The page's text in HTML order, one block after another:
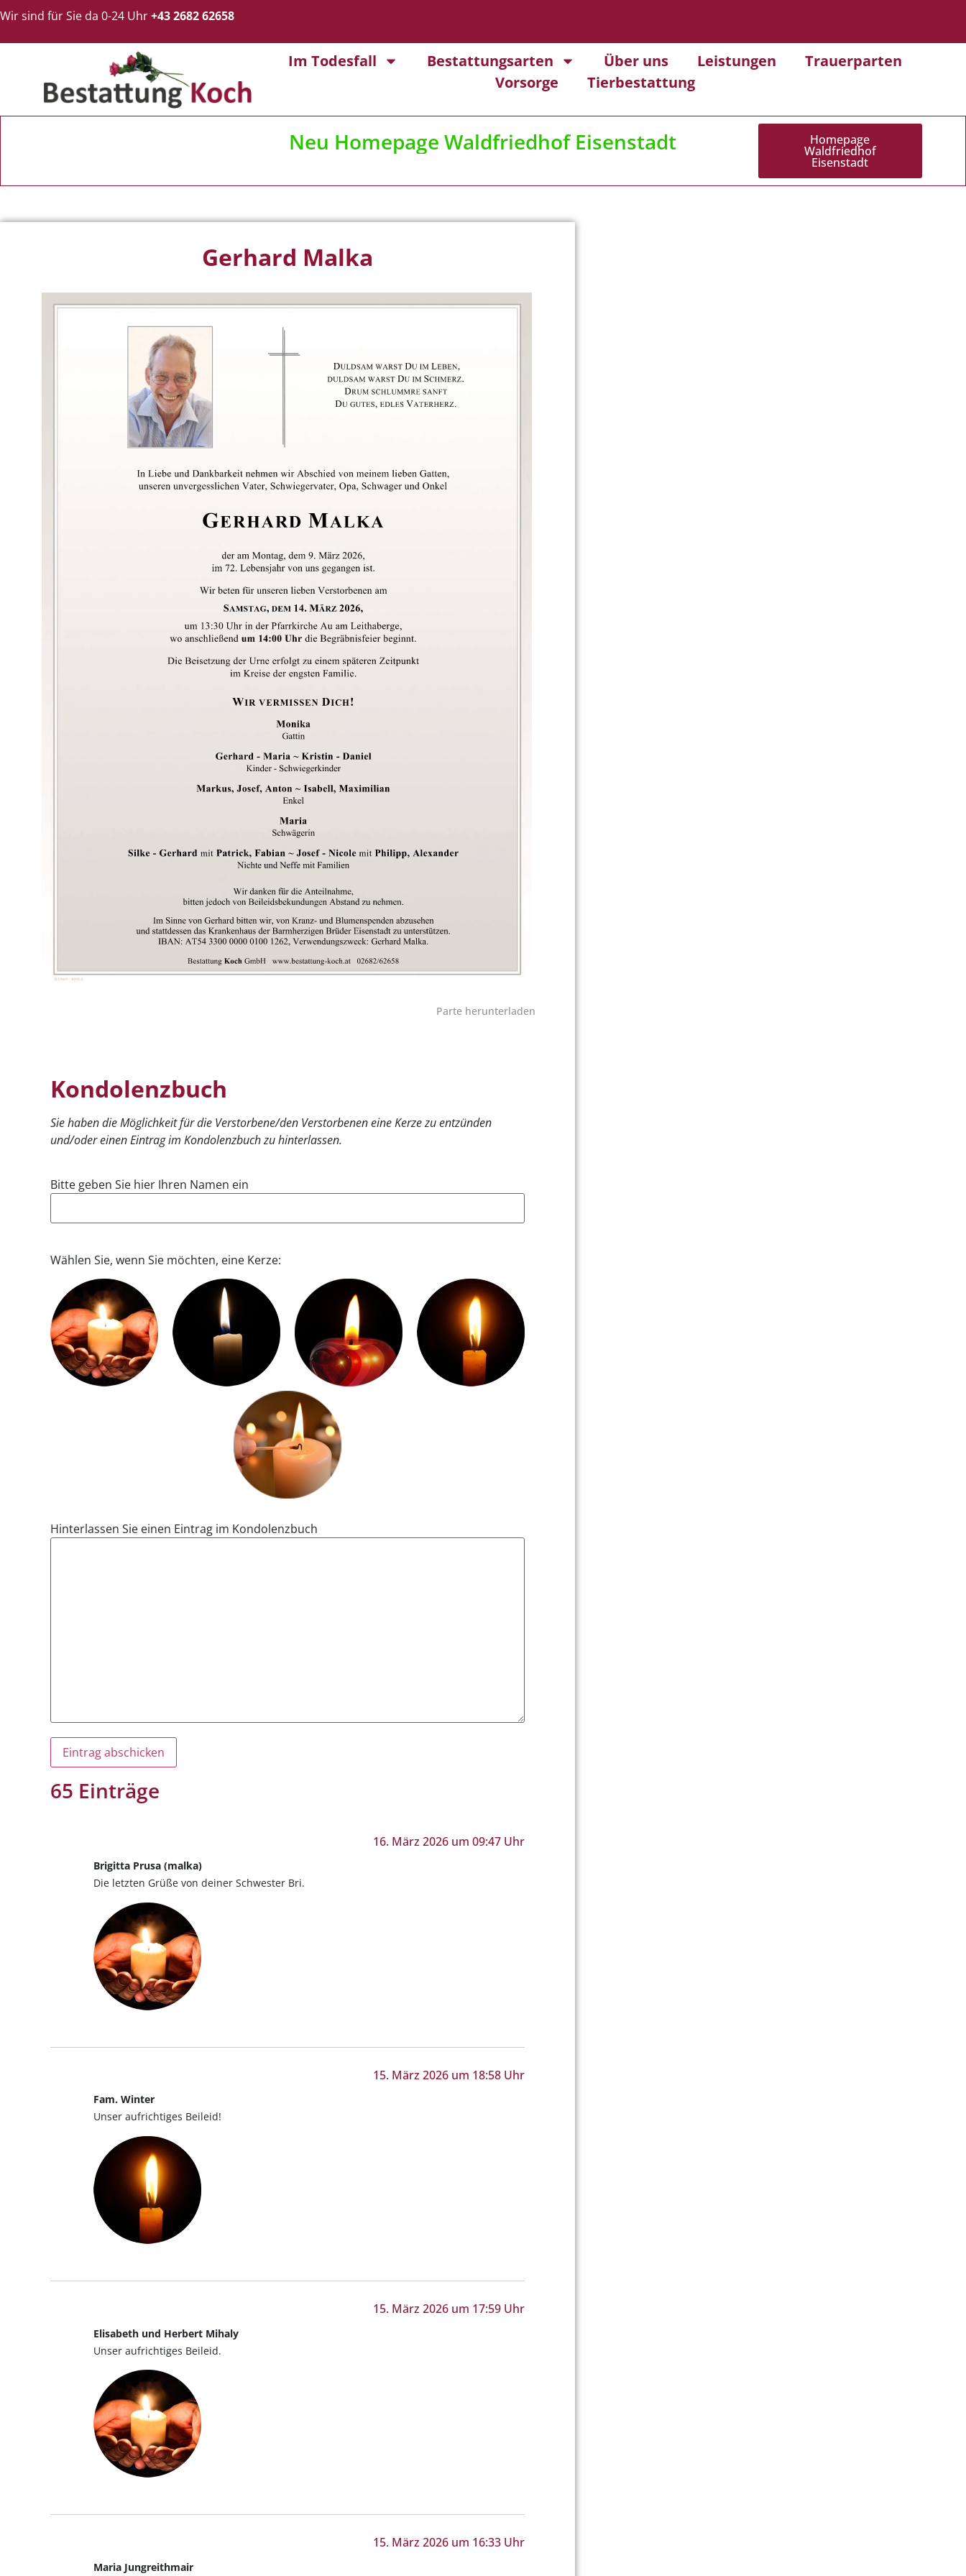
Wir sind für Sie da 0-24 Uhr+43 2682 62658
Im Todesfall Bestattungsarten Über uns Leistungen
Trauerparten
Vorsorge
Tierbestattung
Neu Homepage Waldfriedhof Eisenstadt Homepage
Waldfriedhof
Eisenstadt
Gerhard Malka
Parte herunterladen
Kondolenzbuch
Sie haben die Möglichkeit für die Verstorbene/den Verstorbenen eine Kerze zu entzünden
und/oder einen Eintrag im Kondolenzbuch zu hinterlassen.
Bitte geben Sie hier Ihren Namen ein
Wählen Sie, wenn Sie möchten, eine Kerze:
Hinterlassen Sie einen Eintrag im Kondolenzbuch
65 Einträge
16. März 2026 um 09:47 Uhr
Brigitta Prusa (malka)
Die letzten Grüße von deiner Schwester Bri.
15. März 2026 um 18:58 Uhr
Fam. Winter
Unser aufrichtiges Beileid!
15. März 2026 um 17:59 Uhr
Elisabeth und Herbert Mihaly
Unser aufrichtiges Beileid.
15. März 2026 um 16:33 Uhr
Maria Jungreithmair